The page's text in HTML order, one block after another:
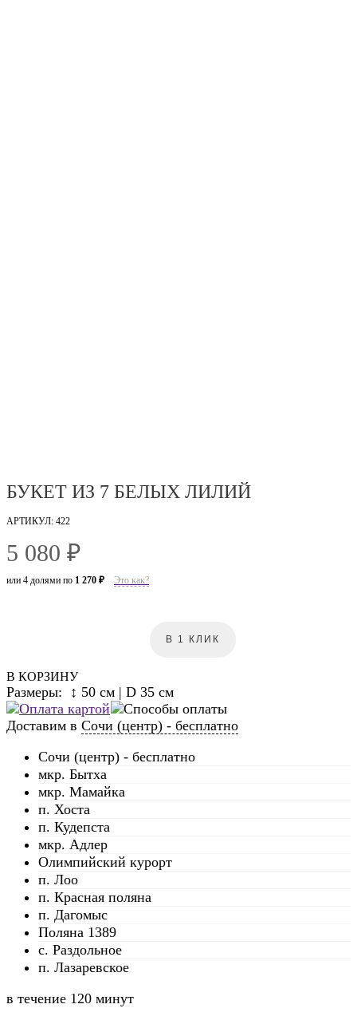
БУКЕТ ИЗ 7 БЕЛЫХ ЛИЛИЙ
АРТИКУЛ: 422
5 080 ₽
или 4 долями по 1 270 ₽ Это как?
В КОРЗИНУ
В 1 КЛИК
Размеры: ↕ 50 см | D 35 см
Доставим в Сочи (центр) - бесплатно
Сочи (центр) - бесплатно
мкр. Бытха
мкр. Мамайка
п. Хоста
п. Кудепста
мкр. Адлер
Олимпийский курорт
п. Лоо
п. Красная поляна
п. Дагомыс
Поляна 1389
с. Раздольное
п. Лазаревское
в течение 120 минут